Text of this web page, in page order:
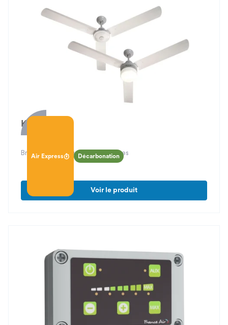
Air Express Décarbonation
Kelya Air
Brasseur d’air pour locaux tertiaires
Voir le produit